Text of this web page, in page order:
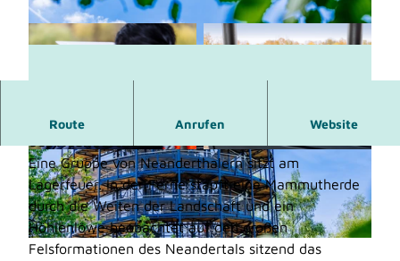
© Neanderthal Museum, Holger Neumann, gentura.de | CC-BY-SA
© Neanderthal Museum, gentura.de © Neanderthal Museum, gentura.de
Route Anrufen Website
Multimedialer Erlebnisturm an der Fundstelle
Eine Gruppe von Neanderthalern sitzt am
Lagerfeuer. In der Ferne stapft eine Mammutherde
durch die Weiten der Landschaft und ein
Höhlenlöwe beobachtet auf den großen
Felsformationen des Neandertals sitzend das